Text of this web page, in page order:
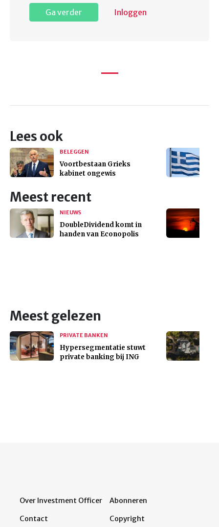
Ga verder Inloggen
Lees ook
BELEGGEN
Voortbestaan Grieks
kabinet ongewis
Meest recent
NIEUWS
DoubleDividend komt in
handen van Econopolis
Meest gelezen
PRIVATE BANKEN
Hypersegmentatie stuwt
private banking bij ING
Over Investment Officer
Contact
Abonneren
Copyright